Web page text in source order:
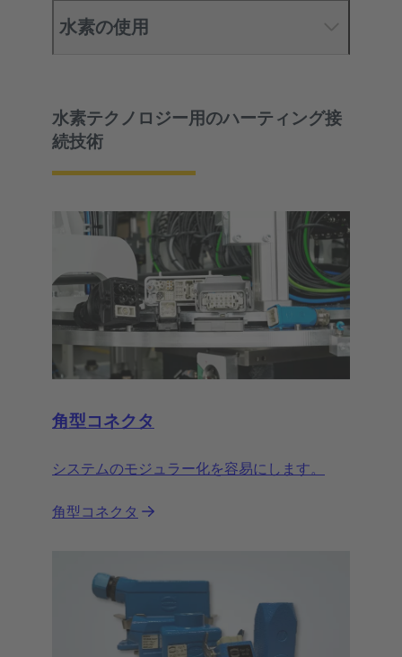
水素の使用
水素テクノロジー用のハーティング接
続技術
角型コネクタ
システムのモジュラー化を容易にします。
角型コネクタ